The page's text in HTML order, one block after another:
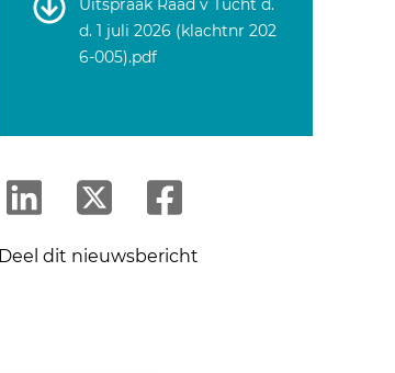
Uitspraak Raad v Tucht d.
d. 1 juli 2026 (klachtnr 202
6-005).pdf
Deel dit nieuwsbericht